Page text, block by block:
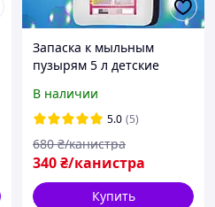
Запаска к мыльным
пузырям 5 л детские
дома
В наличии
5.0 (5)
340₴/канистра
680 ₴/канистра
Купить